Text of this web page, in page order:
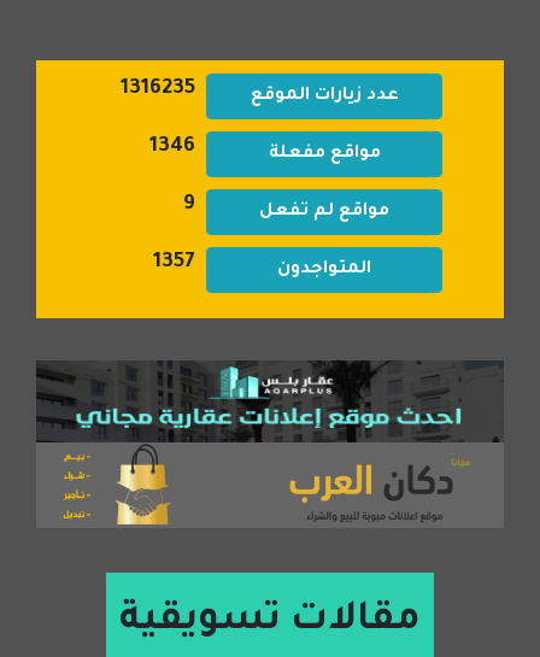
عدد زيارات الموقع 1316235
مواقع مفعلة 1346
مواقع لم تفعل 9
المتواجدون 1357
مقالات تسويقية